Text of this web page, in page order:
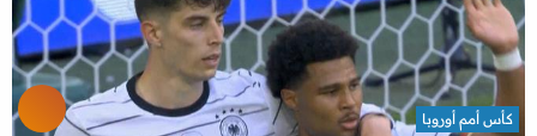
كأس أمم أوروبا